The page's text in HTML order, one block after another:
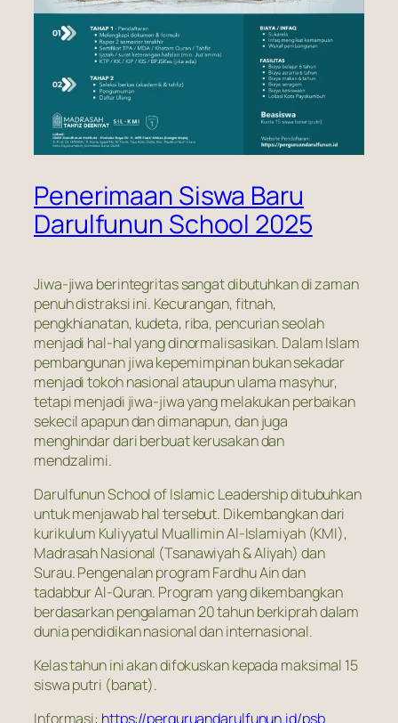
Penerimaan Siswa Baru
Darulfunun School 2025
Jiwa-jiwa berintegritas sangat dibutuhkan di zaman
penuh distraksi ini. Kecurangan, fitnah,
pengkhianatan, kudeta, riba, pencurian seolah
menjadi hal-hal yang dinormalisasikan. Dalam Islam
pembangunan jiwa kepemimpinan bukan sekadar
menjadi tokoh nasional ataupun ulama masyhur,
tetapi menjadi jiwa-jiwa yang melakukan perbaikan
sekecil apapun dan dimanapun, dan juga
menghindar dari berbuat kerusakan dan
mendzalimi.
Darulfunun School of Islamic Leadership ditubuhkan
untuk menjawab hal tersebut. Dikembangkan dari
kurikulum Kuliyyatul Muallimin Al-Islamiyah (KMI),
Madrasah Nasional (Tsanawiyah & Aliyah) dan
Surau. Pengenalan program Fardhu Ain dan
tadabbur Al-Quran. Program yang dikembangkan
berdasarkan pengalaman 20 tahun berkiprah dalam
dunia pendidikan nasional dan internasional.
Kelas tahun ini akan difokuskan kepada maksimal 15
siswa putri (banat).
Informasi: https://perguruandarulfunun.id/psb